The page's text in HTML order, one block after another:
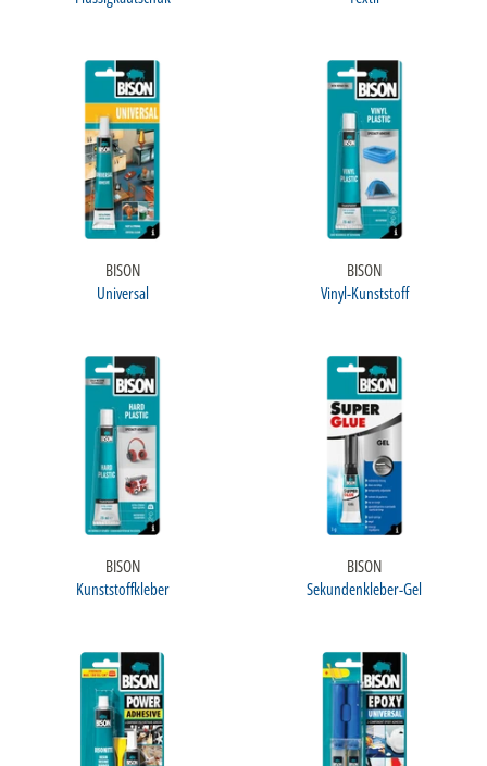
BISON
Universal
BISON
Vinyl-Kunststoff
BISON
Kunststoffkleber
BISON
Sekundenkleber-Gel